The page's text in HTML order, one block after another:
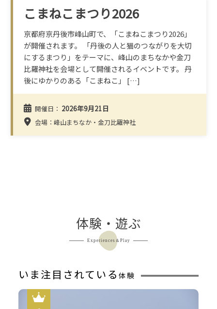
こまねこまつり2026
京都府京丹後市峰山町で、「こまねこまつり2026」
が開催されます。 「丹後の人と猫のつながりを大切
にするまつり」をテーマに、峰山のまちなかや金刀
比羅神社を会場として開催されるイベントです。 丹
後にゆかりのある「こまねこ」 […]
開催日： 2026年9月21日
会場：峰山まちなか・金刀比羅神社
体験・遊ぶ
Experiences＆Play
いま注目されている 体験